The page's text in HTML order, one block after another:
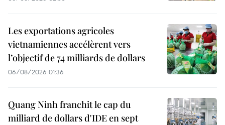
Les exportations agricoles
vietnamiennes accélèrent vers
l’objectif de 74 milliards de dollars
06/08/2026 01:36
Quang Ninh franchit le cap du
milliard de dollars d'IDE en sept